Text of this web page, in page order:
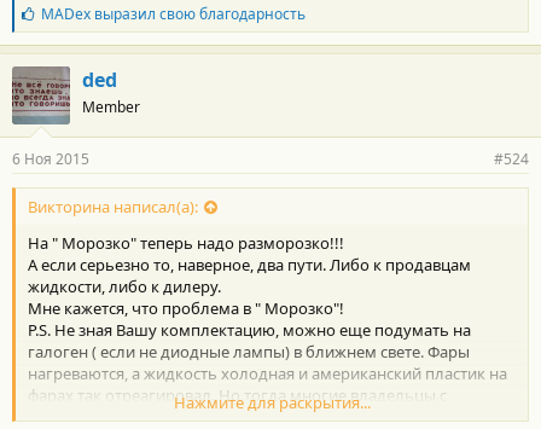
Б
л
а
г
о
д
а
н
о
с
и
:
MADexвыразил свою благодарность
ded
Member
6 Ноя 2015 #524
Викторина написал(а):
На " Морозко" теперь надо разморозко!!!
А если серьезно то, наверное, два пути. Либо к продавцам
жидкости, либо к дилеру.
Мне кажется, что проблема в " Морозко"!
P.S. Не зная Вашу комплектацию, можно еще подумать на
галоген ( если не диодные лампы) в ближнем свете. Фары
нагреваются, а жидкость холодная и американский пластик на
фарах так отреагировал. Но тогда многие владельцы с
галогеном уже били бы тревогу!!! Все-таки думаю, что "
Нажмите для раскрытия...